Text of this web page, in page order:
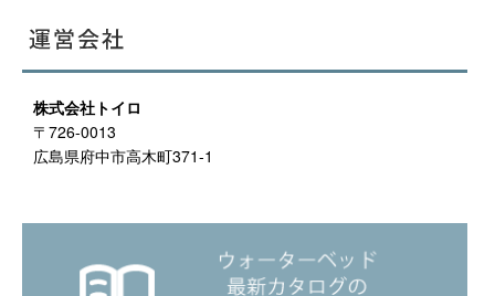
株式会社トイロ
〒726-0013
広島県府中市高木町371-1